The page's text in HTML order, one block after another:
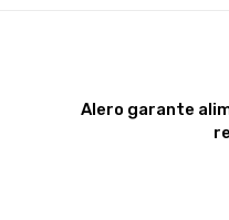
Alero garante